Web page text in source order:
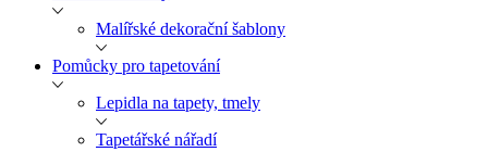
Malířské dekorační šablony
Pomůcky pro tapetování
Lepidla na tapety, tmely
Tapetářské nářadí